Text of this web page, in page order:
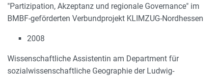
"Partizipation, Akzeptanz und regionale Governance" im
BMBF-geförderten Verbundprojekt KLIMZUG-Nordhessen
2008
Wissenschaftliche Assistentin am Department für
sozialwissenschaftliche Geographie der Ludwig-